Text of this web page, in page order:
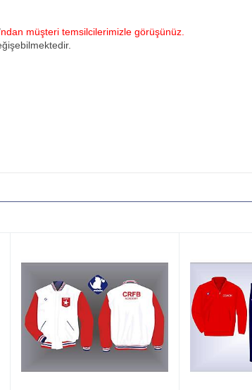
ndan müşteri temsilcilerimizle görüşünüz.